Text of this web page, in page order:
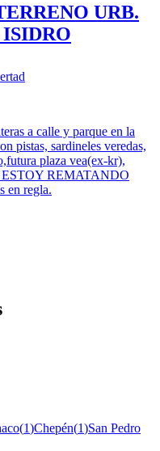
URB.
a calle y parque en la
pistas, sardineles veredas,
plaza vea(ex-kr),
REMATANDO
en regla.
(1)Chepén(1)San Pedro